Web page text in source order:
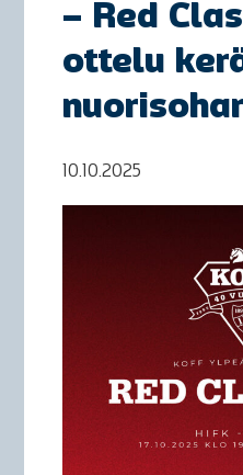
– Red
ottelu
10.10.2025